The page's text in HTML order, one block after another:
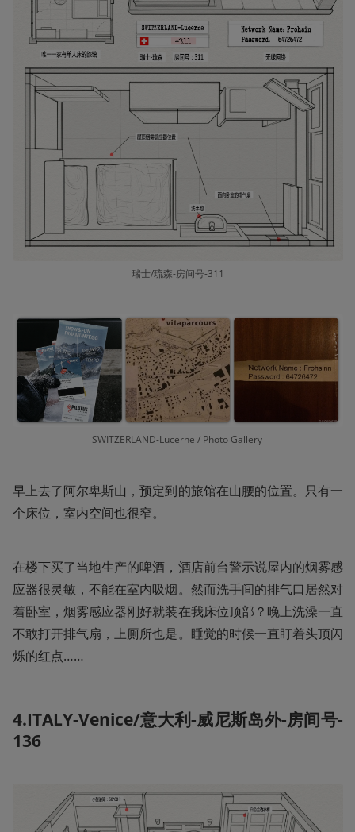
瑞士/琉森-房间号-311
SWITZERLAND-Lucerne / Photo Gallery
早上去了阿尔卑斯山，预定到的旅馆在山腰的位置。只有一
个床位，室内空间也很窄。
在楼下买了当地生产的啤酒，酒店前台警示说屋内的烟雾感
应器很灵敏，不能在室内吸烟。然而洗手间的排气口居然对
着卧室，烟雾感应器刚好就装在我床位顶部？晚上洗澡一直
不敢打开排气扇，上厕所也是。睡觉的时候一直盯着头顶闪
烁的红点……
4.ITALY-Venice/意大利-威尼斯岛外-房间号-
136